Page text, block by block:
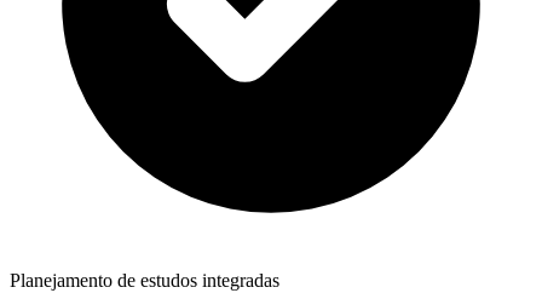
Planejamento de estudos integradas